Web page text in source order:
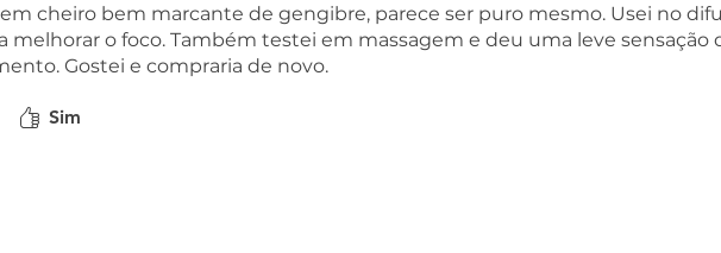
cheiro bem marcante de gengibre, parece ser puro mesmo. Usei no
melhorar o foco. Também testei em massagem e deu uma leve sensação
Gostei e compraria de novo.
Sim